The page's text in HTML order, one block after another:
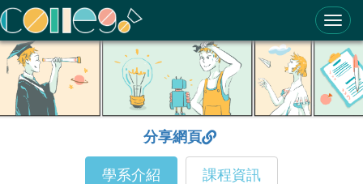
ColleGo! 大學選才與高中育才輔助系統
分享網頁
學系介紹 課程資訊